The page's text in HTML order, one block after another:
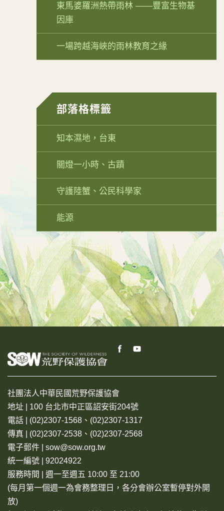
東馬婆羅洲熱帶雨林 ——豐富生物基
因庫
一場跨越海峽的雨林教育之緣
部落格標籤
知本濕地，台東
關燈一小時、古蹟
守護陸蟹、公民科學家
能源
社團法人中華民國荒野保護協會
地址 | 100 台北市中正區詔安街204號
電話 | (02)2307-1568、(02)2307-1317
傳真 | (02)2307-2538、(02)2307-2568
電子郵件 | sow@sow.org.tw
統一編號 | 92024922
服務時間 | 週一至週五 10:00 至 21:00
(每月第一個週一為會務整理日，各分會辦公室暫停對外開
放)